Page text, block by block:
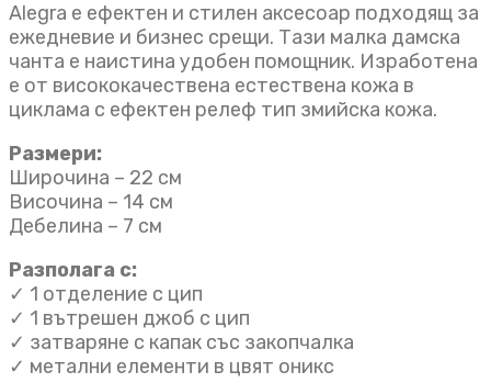
Alegra е ефектен и стилен аксесоар подходящ за
ежедневие и бизнес срещи. Тази малка дамска
чанта е наистина удобен помощник. Изработена
е от висококачествена естествена кожа в
циклама с ефектен релеф тип змийска кожа.
Размери:
Широчина – 22 см
Височина – 14 см
Дебелина – 7 см
Разполага с:
✓ 1 отделение с цип
✓ 1 вътрешен джоб с цип
✓ затваряне с капак със закопчалка
✓ метални елементи в цвят оникс